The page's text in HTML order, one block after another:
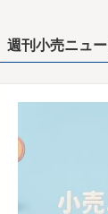
週刊小売ニュ